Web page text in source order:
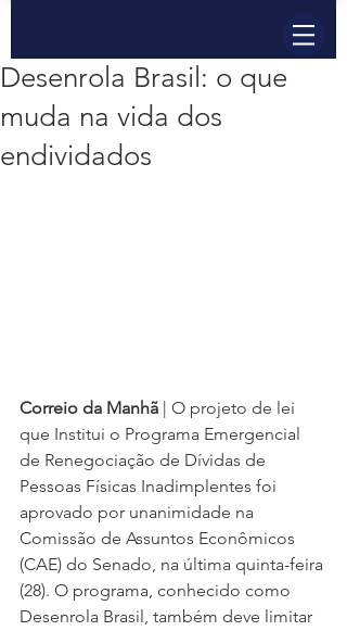
Desenrola Brasil: o que
muda na vida dos
endividados
Correio da Manhã | O projeto de lei
que Institui o Programa Emergencial
de Renegociação de Dívidas de
Pessoas Físicas Inadimplentes foi
aprovado por unanimidade na
Comissão de Assuntos Econômicos
(CAE) do Senado, na última quinta-feira
(28). O programa, conhecido como
Desenrola Brasil, também deve limitar